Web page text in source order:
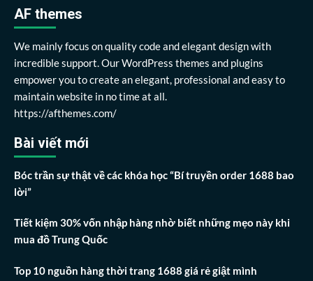
AF themes
We mainly focus on quality code and elegant design with
incredible support. Our WordPress themes and plugins
empower you to create an elegant, professional and easy to
maintain website in no time at all.
https://afthemes.com/
Bài viết mới
Bóc trần sự thật về các khóa học “Bí truyền order 1688 bao
lời”
Tiết kiệm 30% vốn nhập hàng nhờ biết những mẹo này khi
mua đồ Trung Quốc
Top 10 nguồn hàng thời trang 1688 giá rẻ giật mình